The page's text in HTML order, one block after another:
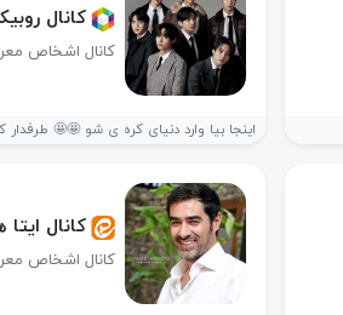
کانال
کانال اشخاص
اینجا بیا وارد دنیای کره ی شو 🤩🤩 طرفدار
کانال
کانال اشخاص